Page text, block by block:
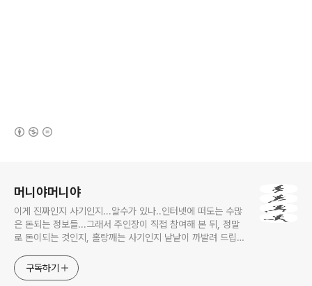
머니야머니야
이게 진짜인지 사기인지...알수가 있나..인터넷에 떠도는 수많
은 돈되는 정보들...그래서 주인장이 직접 참여해 본 뒤, 정말
로 돈이되는 것인지, 홀랑깨는 사기인지 낱낱이 까발려 드립니
야~구독하기